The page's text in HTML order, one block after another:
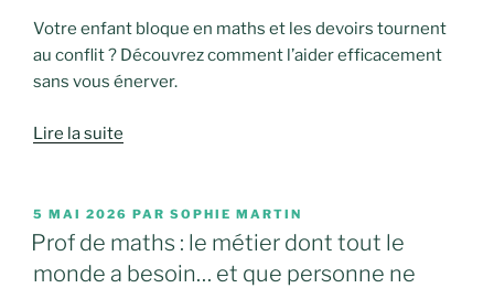
Votre enfant bloque en maths et les devoirs tournent
au conflit ? Découvrez comment l’aider efficacement
sans vous énerver.
Lire la suite
PUBLIÉ
LE
5 MAI 2026 PAR SOPHIE MARTIN
Prof de maths : le métier dont tout le
monde a besoin… et que personne ne